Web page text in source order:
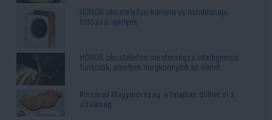
HONOR okostelefon-kamera vs mindennapi
fotózási igények
HONOR okostelefon mesterséges intelligencia
funkciók, amelyek megkönnyítik az életet
Kiszárad Magyarország: a talajban dőlhet el a
vízválság